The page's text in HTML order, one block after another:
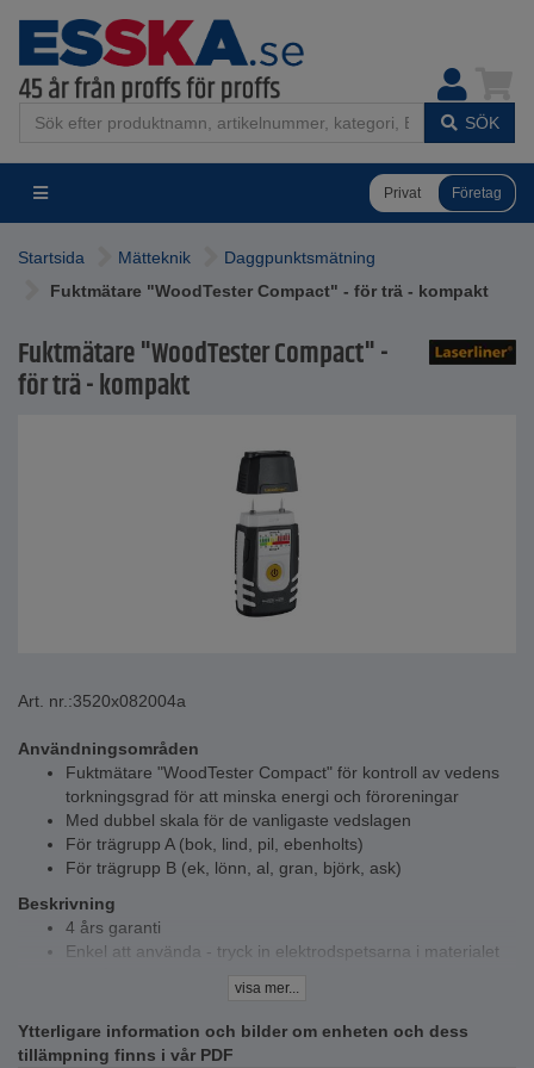
SÖK
Privat Företag
Startsida Mätteknik
Daggpunktsmätning
Fuktmätare "WoodTester Compact" - för trä - kompakt
Fuktmätare "WoodTester Compact" -
för trä - kompakt
Art. nr.:3520x082004a
Användningsområden
Fuktmätare "WoodTester Compact" för kontroll av vedens
torkningsgrad för att minska energi och föroreningar
Med dubbel skala för de vanligaste vedslagen
För trägrupp A (bok, lind, pil, ebenholts)
För trägrupp B (ek, lönn, al, gran, björk, ask)
Beskrivning
4 års garanti
Enkel att använda - tryck in elektrodspetsarna i materialet
torr, gul = fuktig, röd = våt) ger omedelbar information om
fuktgraden eller torrheten hos materialet som mäts
Dubbel skala - 2 olika trägrupper
visa mer...
Ytterligare information och bilder om enheten och dess
tillämpning finns i vår PDF